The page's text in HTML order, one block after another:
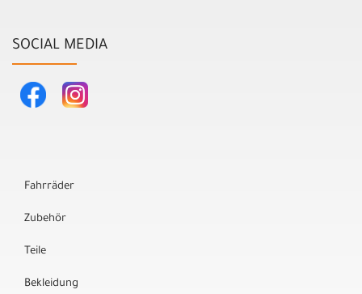
SOCIAL MEDIA
Fahrräder
Zubehör
Teile
Bekleidung